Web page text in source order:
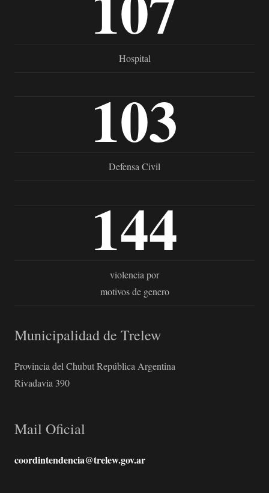
Hospital
103
Defensa Civil
144
violencia por
motivos de genero
Municipalidad de Trelew
Provincia del Chubut República Argentina
Rivadavia 390
Mail Oficial
coordintendencia@trelew.gov.ar